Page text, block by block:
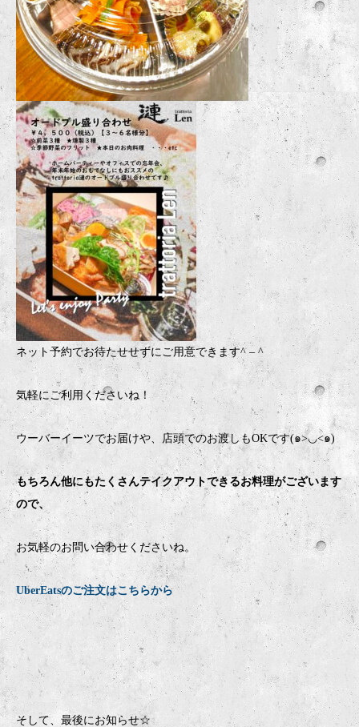
ネット予約でお待たせせずにご用意できます^ – ^
気軽にご利用くださいね！
ウーバーイーツでお届けや、店頭でのお渡しもOKです(๑>◡<๑)
もちろん他にもたくさんテイクアウトできるお料理がございます
ので、
お気軽のお問い合わせくださいね。
UberEatsのご注文はこちらから
そして、最後にお知らせ☆